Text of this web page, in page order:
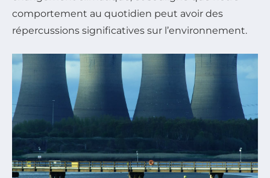
comportement au quotidien peut avoir des
répercussions significatives sur l’environnement.